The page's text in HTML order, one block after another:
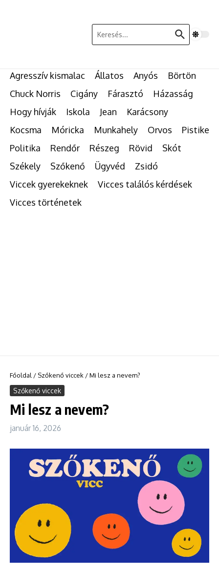
Keresés:
Agresszív kismalac Állatos Anyós
Börtön
Chuck Norris
Cigány Fárasztó
Házasság
Hogy hívják
Iskola Jean
Karácsony
Kocsma
Móricka Munkahely Orvos
Pistike
Politika
Rendőr Részeg Rövid
Skót
Székely
Szőkenő Ügyvéd
Zsidó
Viccek gyerekeknek
Vicces találós kérdések
Vicces történetek
Főoldal / Szőkenő viccek /Mi lesz a nevem?
Szőkenő viccek
Mi lesz a nevem?
január 16, 2026